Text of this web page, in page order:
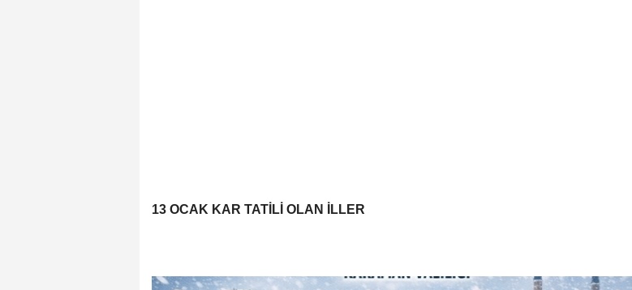
13 OCAK KAR TATİLİ OLAN İLLER